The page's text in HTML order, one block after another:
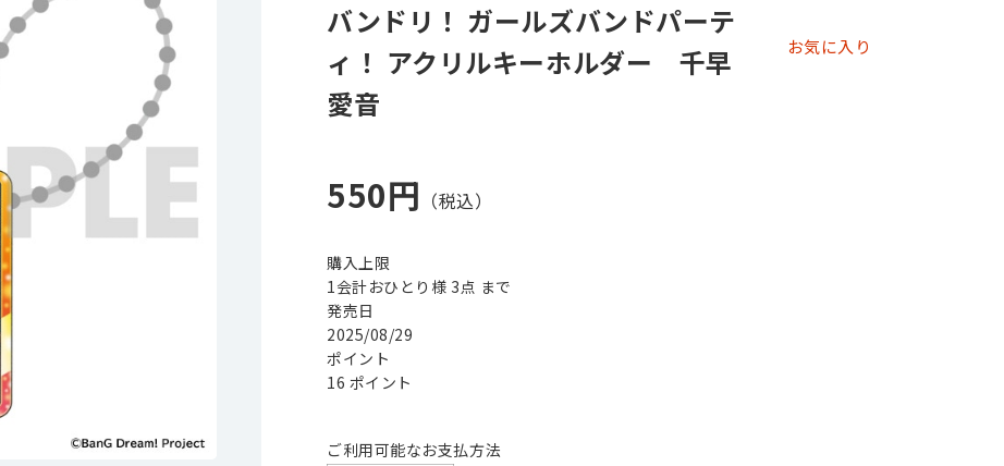
バンドリ！ ガールズバンドパーテ
ィ！ アクリルキーホルダー 千早
愛音
お気に入り
550円
購入上限
1会計おひとり様 3点 まで
発売日
2025/08/29
ポイント
16 ポイント
ご利用可能なお支払方法